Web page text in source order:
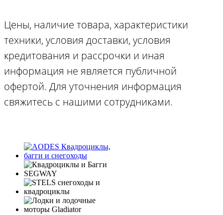
Цены, наличие товара, характеристики
техники, условия доставки, условия
кредитования и рассрочки и иная
информация не является публичной
офертой. Для уточнения информация
свяжитесь с нашими сотрудниками.